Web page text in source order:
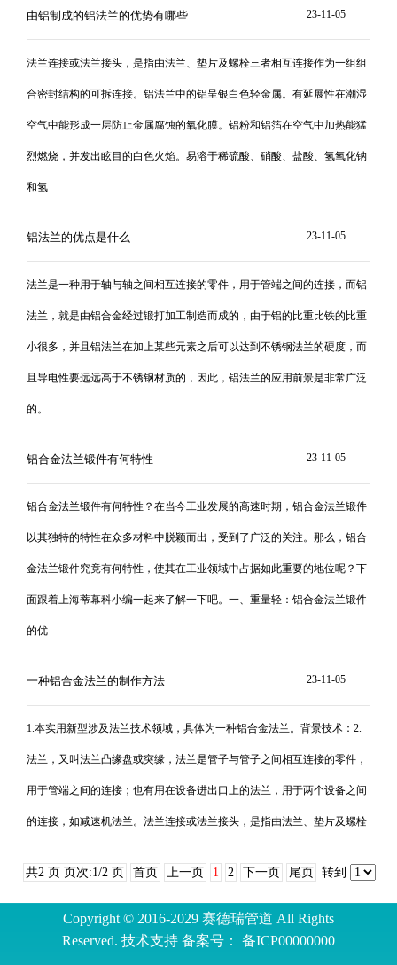
23-11-05
由铝制成的铝法兰的优势有哪些
法兰连接或法兰接头，是指由法兰、垫片及螺栓三者相互连接作为一组组
合密封结构的可拆连接。铝法兰中的铝呈银白色轻金属。有延展性在潮湿
空气中能形成一层防止金属腐蚀的氧化膜。铝粉和铝箔在空气中加热能猛
烈燃烧，并发出眩目的白色火焰。易溶于稀硫酸、硝酸、盐酸、氢氧化钠
和氢
23-11-05
铝法兰的优点是什么
法兰是一种用于轴与轴之间相互连接的零件，用于管端之间的连接，而铝
法兰，就是由铝合金经过锻打加工制造而成的，由于铝的比重比铁的比重
小很多，并且铝法兰在加上某些元素之后可以达到不锈钢法兰的硬度，而
且导电性要远远高于不锈钢材质的，因此，铝法兰的应用前景是非常广泛
的。
23-11-05
铝合金法兰锻件有何特性
铝合金法兰锻件有何特性？在当今工业发展的高速时期，铝合金法兰锻件
以其独特的特性在众多材料中脱颖而出，受到了广泛的关注。那么，铝合
金法兰锻件究竟有何特性，使其在工业领域中占据如此重要的地位呢？下
面跟着上海蒂幕科小编一起来了解一下吧。一、重量轻：铝合金法兰锻件
的优
23-11-05
一种铝合金法兰的制作方法
1.本实用新型涉及法兰技术领域，具体为一种铝合金法兰。背景技术：2.
法兰，又叫法兰凸缘盘或突缘，法兰是管子与管子之间相互连接的零件，
用于管端之间的连接；也有用在设备进出口上的法兰，用于两个设备之间
的连接，如减速机法兰。法兰连接或法兰接头，是指由法兰、垫片及螺栓
共2 页 页次:1/2 页 首页 上一页 1 2 下一页 尾页 转到
Copyright © 2016-2029 赛德瑞管道 All Rights
Reserved. 技术支持 备案号： 备ICP00000000